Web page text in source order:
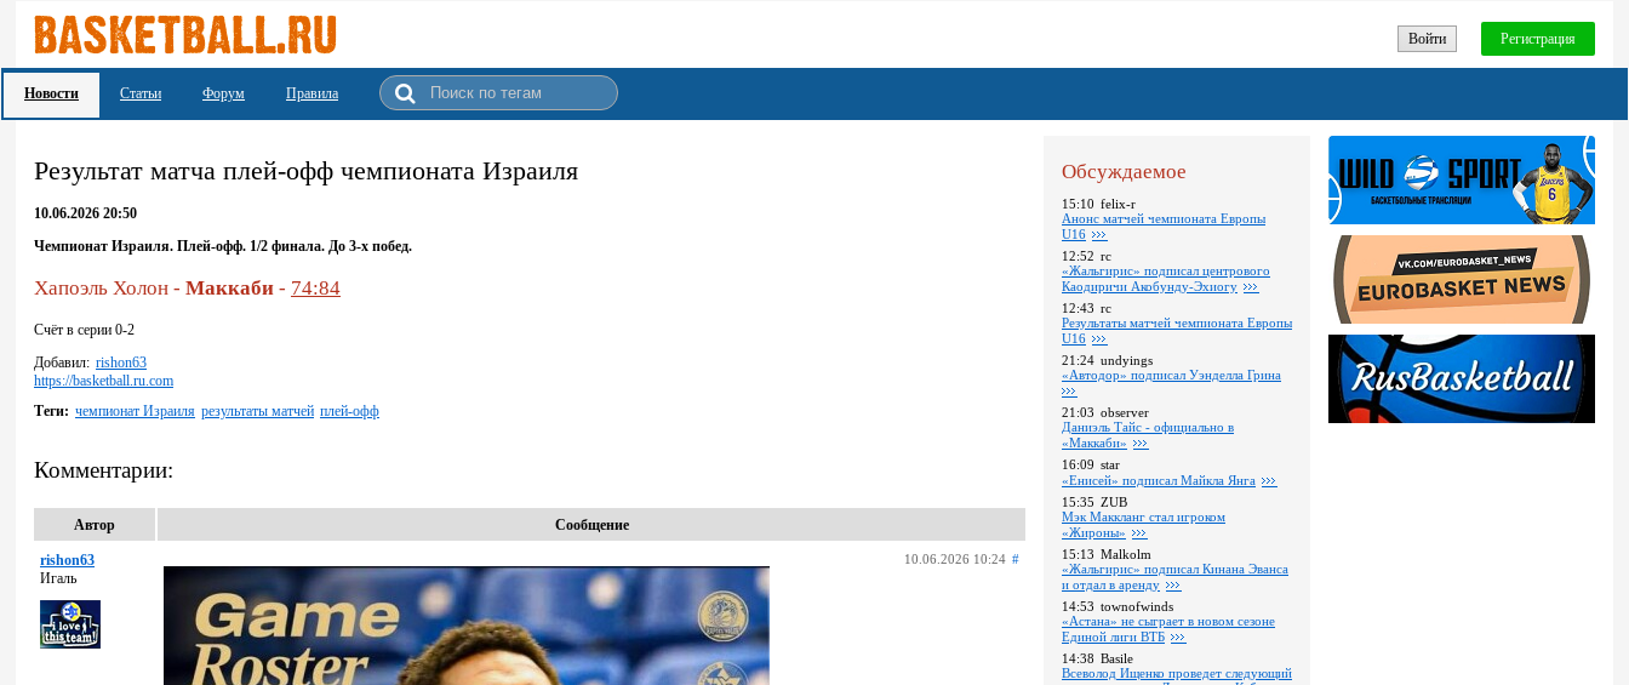
Войти Регистрация
Новости Статьи Форум Правила
Результат матча плей-офф чемпионата Израиля
10.06.2026 20:50
Чемпионат Израиля. Плей-офф. 1/2 финала. До 3-х побед.
Хапоэль Холон - Маккаби - 74:84
Счёт в серии 0-2
Добавил: rishon63
https://basketball.ru.com
Теги: чемпионат Израиля результаты матчей плей-офф
Комментарии:
Автор Сообщение
rishon63
Игаль
10.06.2026 10:24 #
Обсуждаемое
15:10 felix-r
Анонс матчей чемпионата Европы
U16
12:52 rc
«Жальгирис» подписал центрового
Каодиричи Акобунду-Эхиогу
12:43 rc
Pезультаты матчей чемпионата Европы
U16
21:24 undyings
«Автодор» подписал Уэнделла Грина
21:03 observer
Даниэль Тайс - официально в
«Маккаби»
16:09 star
«Енисей» подписал Майкла Янга
15:35 ZUB
Мэк Маккланг стал игроком
«Жироны»
15:13 Malkolm
«Жальгирис» подписал Кинана Эванса
и отдал в аренду
14:53 townofwinds
«Астана» не сыграет в новом сезоне
Единой лиги ВТБ
14:38 Basile
Всеволод Ищенко проведет следующий